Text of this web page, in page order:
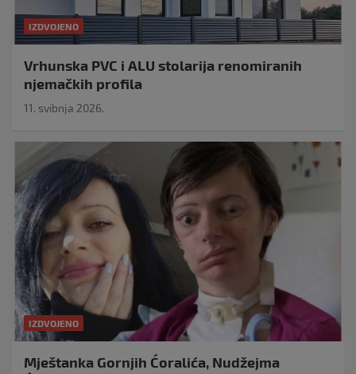
IZDVOJENO
Vrhunska PVC i ALU stolarija renomiranih
njemačkih profila
11. svibnja 2026.
IZDVOJENO
Mještanka Gornjih Ćoralića, Nudžejma